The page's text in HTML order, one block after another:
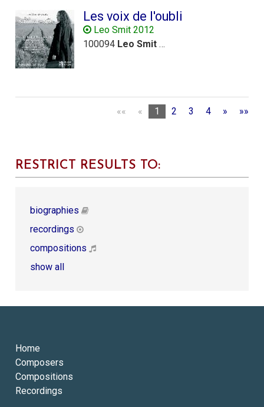
Les voix de l'oubli
Leo Smit 2012
100094 Leo Smit …
«« « 1 2 3 4 » »»
RESTRICT RESULTS TO:
biographies
recordings
compositions
show all
Home
Composers
Compositions
Recordings